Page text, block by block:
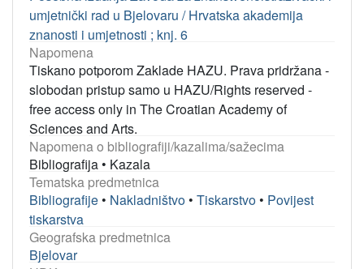
umjetnički rad u Bjelovaru / Hrvatska akademija
znanosti i umjetnosti ; knj. 6
Napomena
Tiskano potporom Zaklade HAZU. Prava pridržana -
slobodan pristup samo u HAZU/Rights reserved -
free access only in The Croatian Academy of
Sciences and Arts.
Napomena o bibliografiji/kazalima/sažecima
Bibliografija • Kazala
Tematska predmetnica
Bibliografije • Nakladništvo • Tiskarstvo • Povijest
tiskarstva
Geografska predmetnica
Bjelovar